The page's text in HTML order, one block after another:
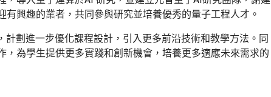
興趣的業者，共同參與研究並培養優秀的量子工程人才。
劃進一步優化課程設計，引入更多前沿技術和教學方法。同
，為學生提供更多實踐和創新機會，培養更多適應未來需求的